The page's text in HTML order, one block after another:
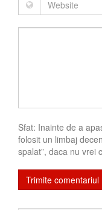
Sfat: Inainte de a
folosit un limbaj
spalat”, daca nu vrei